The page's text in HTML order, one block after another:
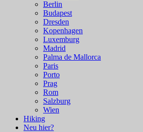
Berlin
Budapest
Dresden
Kopenhagen
Luxemburg
Madrid
Palma de Mallorca
Paris
Porto
Prag
Rom
Salzburg
Wien
Hiking
Neu hier?